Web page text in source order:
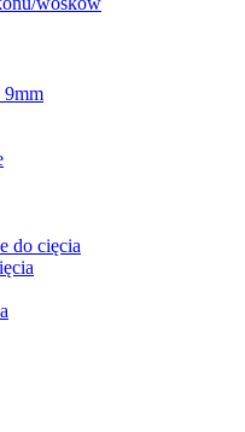
9mm
do cięcia